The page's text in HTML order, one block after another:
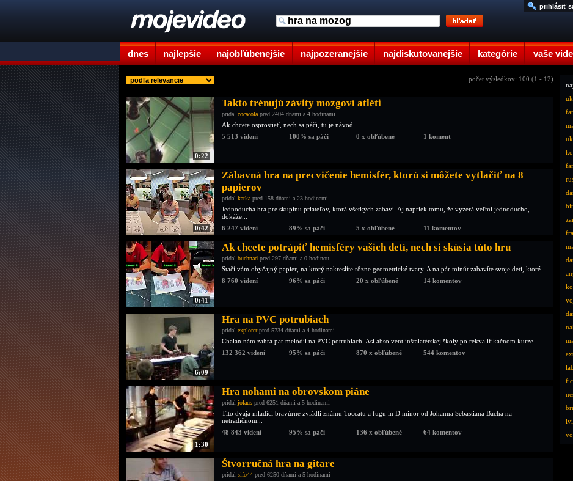
dnes najlepšie najobľúbenejšie najpozeranejšie najdiskutovanejšie kategórie vaše
prihlásiť
počet výsledkov: 100 (1 - 12)
0:22
Takto trénujú závity mozgoví atléti
pridal cocacola pred 2404 dňami a 4 hodinami
Ak chcete osprostieť, nech sa páči, tu je návod.
5 513 videní
100% sa páči 0 x obľúbené 1 koment
0:42
Zábavná hra na precvičenie hemisfér, ktorú si môžete vytlačiť na 8
papierov
pridal katka pred 158 dňami a 23 hodinami
Jednoduchá hra pre skupinu priateľov, ktorá všetkých zabaví. Aj napriek tomu, že vyzerá veľmi jednoducho,
dokáže...
6 247 videní
89% sa páči 5 x obľúbené 11 komentov
0:41
Ak chcete potrápiť hemisféry vašich detí, nech si skúsia túto hru
pridal buchnad pred 297 dňami a 0 hodinou
Stačí vám obyčajný papier, na ktorý nakreslíte rôzne geometrické tvary. A na pár minút zabavíte svoje deti, ktoré...
8 760 videní
96% sa páči 20 x obľúbené 14 komentov
6:09
Hra na PVC potrubiach
pridal explorerpred 5734 dňami a 4 hodinami
Chalan nám zahrá par melódii na PVC potrubiach. Asi absolvent inštalatérskej školy po rekvalifikačnom kurze.
132 362 videní
95% sa páči 870 x obľúbené 544 komentov
1:30
Hra nohami na obrovskom piáne
pridal jolaus pred 6251 dňami a 5 hodinami
Títo dvaja mladíci bravúrne zvládli známu Toccatu a fugu in D minor od Johanna Sebastiana Bacha na
netradičnom...
48 843 videní
95% sa páči 136 x obľúbené 64 komentov
Štvorručná hra na gitare
pridal sifo44 pred 6250 dňami a 5 hodinami